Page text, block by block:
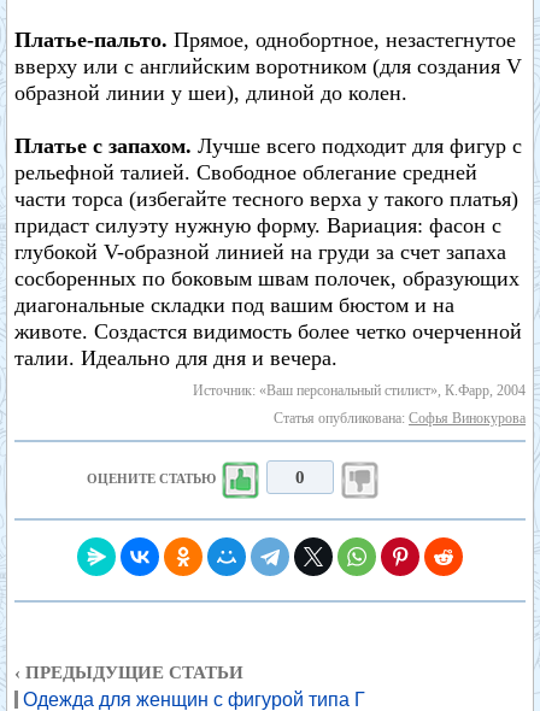
Платье-пальто. Прямое, однобортное, незастегнутое
вверху или с английским воротником (для создания V
образной линии у шеи), длиной до колен.
Платье с запахом. Лучше всего подходит для фигур с
рельефной талией. Свободное облегание средней
части торса (избегайте тесного верха у такого платья)
придаст силуэту нужную форму. Вариация: фасон с
глубокой V-образной линией на груди за счет запаха
сосборенных по боковым швам полочек, образующих
диагональные складки под вашим бюстом и на
животе. Создастся видимость более четко очерченной
талии. Идеально для дня и вечера.
Источник: «Ваш персональный стилист», К.Фарр, 2004
Статья опубликована: Софья Винокурова
ОЦЕНИТЕ СТАТЬЮ 0
‹ ПРЕДЫДУЩИЕ СТАТЬИ
Одежда для женщин с фигурой типа Г